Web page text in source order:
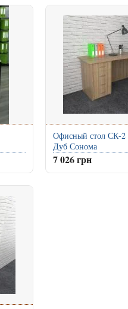
Офисный стол СК-2
Дуб Сонома
7 026 грн